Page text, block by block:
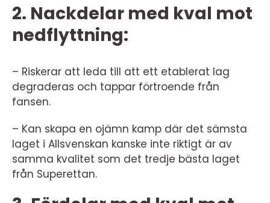
2. Nackdelar med kval mot
nedflyttning:
– Riskerar att leda till att ett etablerat lag
degraderas och tappar förtroende från
fansen.
– Kan skapa en ojämn kamp där det sämsta
laget i Allsvenskan kanske inte riktigt är av
samma kvalitet som det tredje bästa laget
från Superettan.